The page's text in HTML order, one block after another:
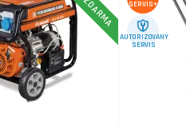
SERVIS+
AUTORIZOVANÝ
SERVIS